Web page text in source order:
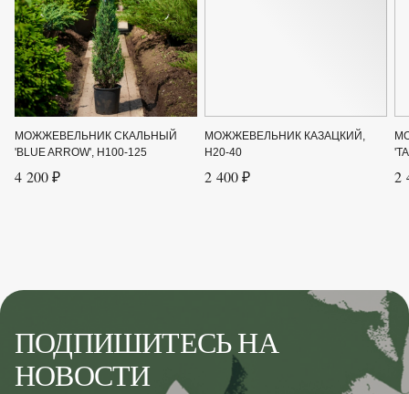
МОЖЖЕВЕЛЬНИК СКАЛЬНЫЙ
'BLUE ARROW', H100-125
4 200 ₽
МОЖЖЕВЕЛЬНИК КАЗАЦКИЙ,
H20-40
2 400 ₽ 2
ПОДПИШИТЕСЬ НА
НОВОСТИ